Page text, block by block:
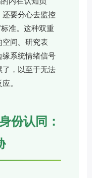
要分心去监控
准。这种双重
间。研究表
系统情绪信号
，以至于无法
。
份认同：